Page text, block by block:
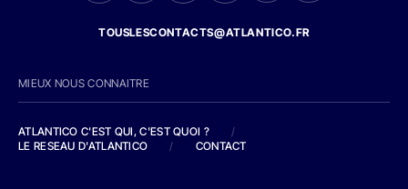
TOUSLESCONTACTS@ATLANTICO.FR
MIEUX NOUS CONNAITRE
ATLANTICO C'EST QUI, C'EST QUOI ?
/
LE RESEAU D'ATLANTICO
/ CONTACT